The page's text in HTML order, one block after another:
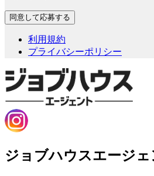
利用規約
プライバシーポリシー
ジョブハウスエージェ